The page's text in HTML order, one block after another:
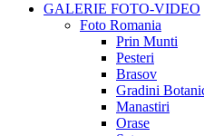
GALERIE FOTO-VIDEO
Foto Romania
Prin Munti
Pesteri
Brasov
Gradini
Manastiri
Orase